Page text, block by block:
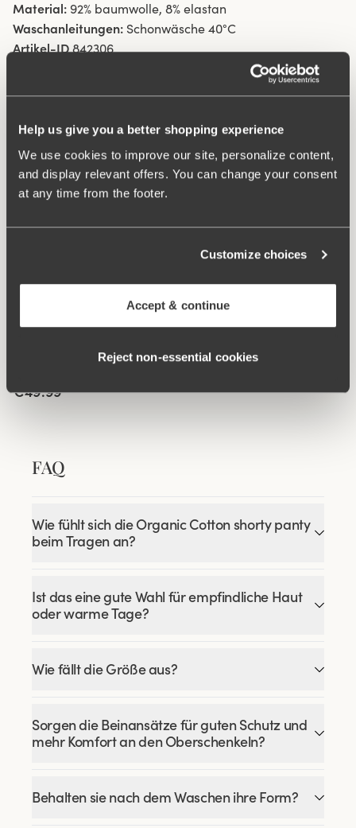
Help us give you a better shopping experience
We use cookies to improve our site, personalize content,
and display relevant offers. You can change your consent
at any time from the footer.
Customize choices
Accept & continue
Reject non‑essential cookies
Material: 92% baumwolle, 8% elastan
Waschanleitungen: Schonwäsche 40°C
Artikel-ID 842306
Ähnliche Produkte
Viewing image 1 of 4 Viewing image 1 of 4
Viewing image 1 of 5
€49.99
FAQ
Wie fühlt sich die Organic Cotton shorty panty
beim Tragen an?
Ist das eine gute Wahl für empfindliche Haut
oder warme Tage?
Wie fällt die Größe aus?
Sorgen die Beinansätze für guten Schutz und
mehr Komfort an den Oberschenkeln?
Behalten sie nach dem Waschen ihre Form?